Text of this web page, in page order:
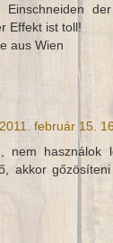
Einschneiden
Effekt ist toll!
aus Wien
2011. február 15.
nem használok
akkor